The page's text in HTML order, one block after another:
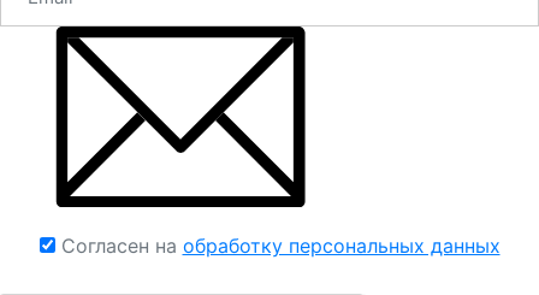
Согласен на обработку персональных данных